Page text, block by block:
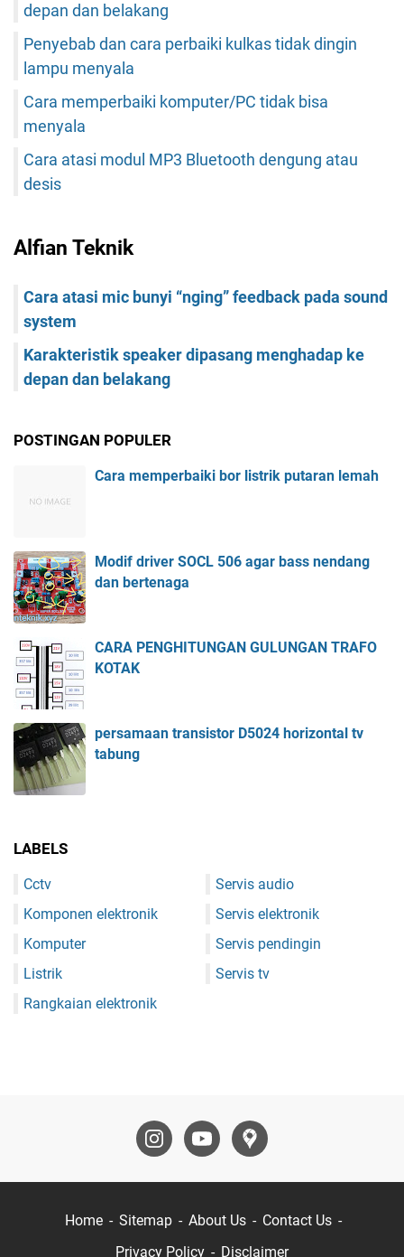
depan dan belakang
Penyebab dan cara perbaiki kulkas tidak dingin
lampu menyala
Cara memperbaiki komputer/PC tidak bisa
menyala
Cara atasi modul MP3 Bluetooth dengung atau
desis
Alfian Teknik
Cara atasi mic bunyi “nging” feedback pada sound
system
Karakteristik speaker dipasang menghadap ke
depan dan belakang
POSTINGAN POPULER
Cara memperbaiki bor listrik putaran lemah
Modif driver SOCL 506 agar bass nendang
dan bertenaga
CARA PENGHITUNGAN GULUNGAN TRAFO
KOTAK
persamaan transistor D5024 horizontal tv
tabung
LABELS
Cctv
Komponen elektronik
Komputer
Listrik
Rangkaian elektronik
Servis audio
Servis elektronik
Servis pendingin
Servis tv
Home Sitemap About Us
Contact Us
Privacy Policy
Disclaimer